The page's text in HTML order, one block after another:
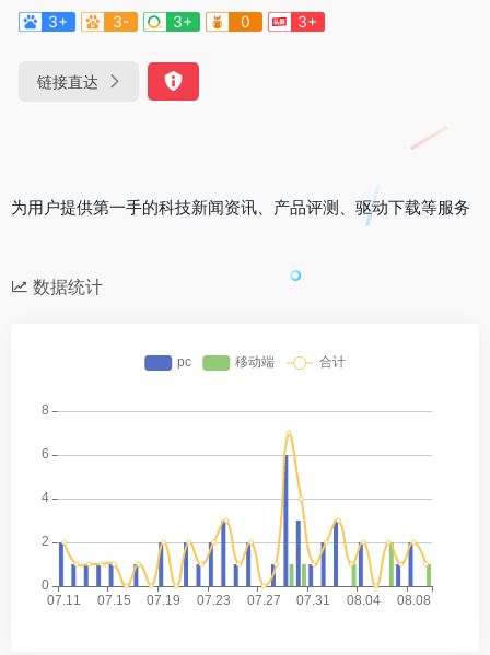
3+
3- 3+ 0 3+
链接直达
为用户提供第一手的科技新闻资讯、产品评测、驱动下载等服务
数据统计